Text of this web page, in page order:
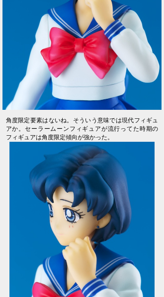
角度限定要素はないね。そういう意味では現代フィギュ
アか。セーラームーンフィギュアが流行ってた時期の
フィギュアは角度限定傾向が強かった。